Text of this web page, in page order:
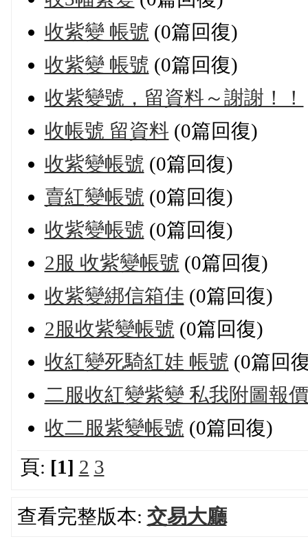
收紫變 帳號 (0篇回復)
收紫變 帳號 (0篇回復)
收紫變號，留資料～謝謝！！
收帳號 留資料 (0篇回復)
收紫變帳號 (0篇回復)
賣紅變帳號 (0篇回復)
收紫變帳號 (0篇回復)
2服 收紫變帳號 (0篇回復)
收紫變綁信箱佳 (0篇回復)
2服收紫變帳號 (0篇回復)
收紅變死騎紅娃 帳號 (0篇回
二服收紅變紫變 私我附圖報價
收二服紫變帳號 (0篇回復)
頁: [1] 2 3
查看完整版本: 交易大廳